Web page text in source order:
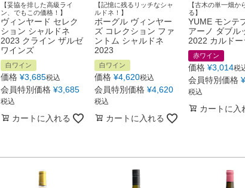
【妥協を排した高級ライ
ン、でもこの価格！】
ヴィンヤード セレク
ション シャルドネ
2023 クライン ザルゼ
ワインズ
白ワイン
価格 ¥3,685税込
会員特別価格 ¥3,685
税込
カートに入れる
【記憶に残るリッチなシャ
ルドネ！】
ボーグル ヴィンヤー
ズ コレクション ファ
ントム シャルドネ
2023
白ワイン
価格 ¥4,620税込
会員特別価格 ¥4,620
税込
カートに入れる
【古木の単一畑か
る】
YUME モンテ
アーノ ダブル
2022 カルドー
赤ワイン
価格 ¥3,014税
会員特別価格 ¥
税込
カートに入